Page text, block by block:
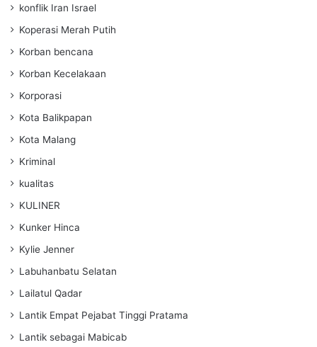
konflik Iran Israel
Koperasi Merah Putih
Korban bencana
Korban Kecelakaan
Korporasi
Kota Balikpapan
Kota Malang
Kriminal
kualitas
KULINER
Kunker Hinca
Kylie Jenner
Labuhanbatu Selatan
Lailatul Qadar
Lantik Empat Pejabat Tinggi Pratama
Lantik sebagai Mabicab